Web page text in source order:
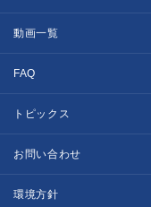
動画一覧
FAQ
トピックス
お問い合わせ
環境方針